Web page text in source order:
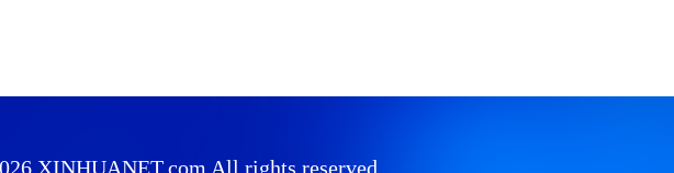
XINHUANET.com All rights reserved.